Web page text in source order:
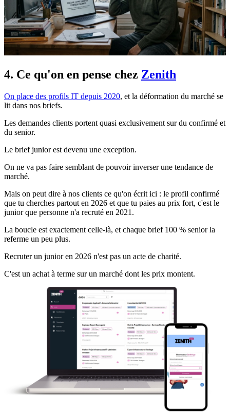
4. Ce qu'on en pense chez Zenith
On place des profils IT depuis 2020, et la déformation du marché se
lit dans nos briefs.
Les demandes clients portent quasi exclusivement sur du confirmé et
du senior.
Le brief junior est devenu une exception.
On ne va pas faire semblant de pouvoir inverser une tendance de
marché.
Mais on peut dire à nos clients ce qu'on écrit ici : le profil confirmé
que tu cherches partout en 2026 et que tu paies au prix fort, c'est le
junior que personne n'a recruté en 2021.
La boucle est exactement celle-là, et chaque brief 100 % senior la
referme un peu plus.
Recruter un junior en 2026 n'est pas un acte de charité.
C'est un achat à terme sur un marché dont les prix montent.